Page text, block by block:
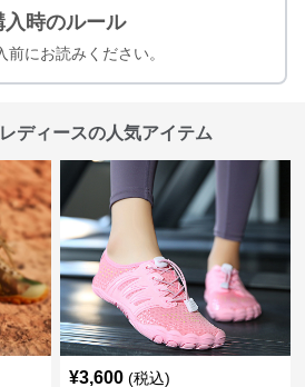
入時のルール
前にお読みください。
ディースの人気アイテム
¥3,600 (税込)